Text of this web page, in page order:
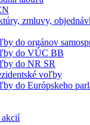
zmluvy,
do orgánov
do VÚC BB
do NR SR
voľby
do Európskeho
akcií